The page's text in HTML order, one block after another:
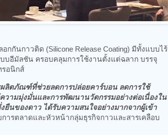
กันกาวติด (Silicone Release Coating) มีทั้งแบบไร้
บอีมัลชัน ครอบคลุมการใช้งานตั้งแต่ฉลาก บรรจุ
อนิกส์
ลิตภัณฑ์ที่ช่วยลดการปล่อยคาร์บอน ลดการใช้
วามมุ่งมั่นและการพัฒนานวัตกรรมอย่างต่อเนื่องใน
ยืนของดาว ได้รับความสนใจอย่างมากจากผู้เข้า
การตลาดและหัวหน้ากลุ่มธุรกิจกาวและสารเคลือบ